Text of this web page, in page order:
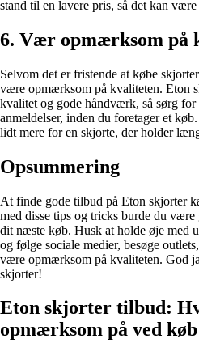
stand til en lavere pris, så det kan
6. Vær opmærksom på
Selvom det er fristende at købe
være opmærksom på kvaliteten. Eton
kvalitet og gode håndværk, så sørg
anmeldelser, inden du foretager et
lidt mere for en skjorte, der holder
Opsummering
At finde gode tilbud på Eton skjorter
med disse tips og tricks burde du være
dit næste køb. Husk at holde øje med
og følge sociale medier, besøge
være opmærksom på kvaliteten. God
skjorter!
Eton skjorter tilbud:
opmærksom på ved